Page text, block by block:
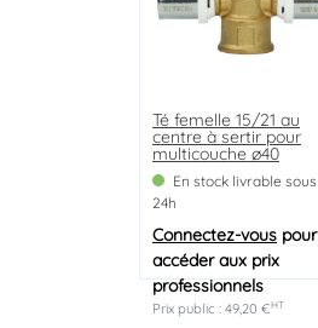
Té femelle 15/21 au
centre à sertir pour
multicouche ø40
En stock livrable sous
24h
Connectez-vous pour
accéder aux prix
professionnels
Prix public : 49,20 €HT